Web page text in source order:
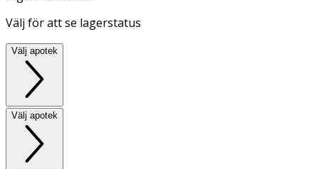
Välj för att se lagerstatus
Välj apotek
Välj apotek